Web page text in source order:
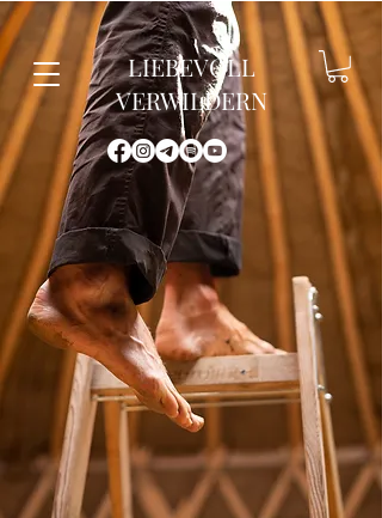
LIEBEVOLL
VERWILDERN